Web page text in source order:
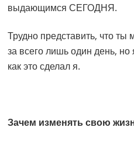
выдающимся СЕГОДНЯ.
Трудно представить, что
за всего лишь один день, но
как это сделал я.
Зачем изменять свою